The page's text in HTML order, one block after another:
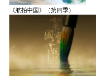
《航拍中国》（第四季）